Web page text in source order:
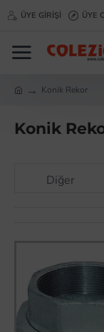
ÜYE GIRIŞI ÜYE
Konik Rekor
Konik
Diğer